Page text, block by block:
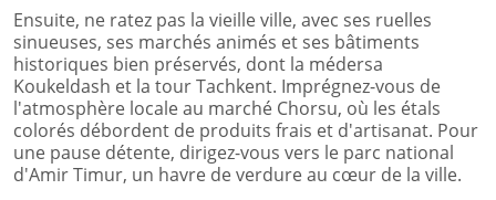
Ensuite, ne ratez pas la vieille ville, avec ses ruelles
sinueuses, ses marchés animés et ses bâtiments
historiques bien préservés, dont la médersa
Koukeldash et la tour Tachkent. Imprégnez-vous de
l'atmosphère locale au marché Chorsu, où les étals
colorés débordent de produits frais et d'artisanat. Pour
une pause détente, dirigez-vous vers le parc national
d'Amir Timur, un havre de verdure au cœur de la ville.